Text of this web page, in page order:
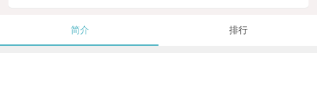
简介 排行